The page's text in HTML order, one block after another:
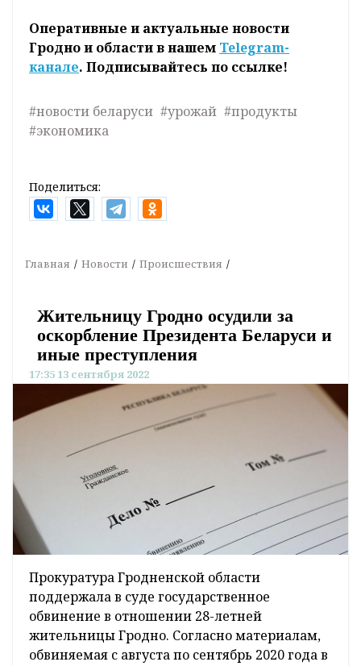
Оперативные и актуальные новости
Гродно и области в нашем Telegram-
канале. Подписывайтесь по ссылке!
#новости беларуси #урожай #продукты
#экономика
Поделиться:
Главная Новости Происшествия
Жительницу Гродно осудили за
оскорбление Президента Беларуси и
иные преступления
17:35 13 сентября 2022
Прокуратура Гродненской области
поддержала в суде государственное
обвинение в отношении 28-летней
жительницы Гродно. Согласно материалам,
обвиняемая с августа по сентябрь 2020 года в